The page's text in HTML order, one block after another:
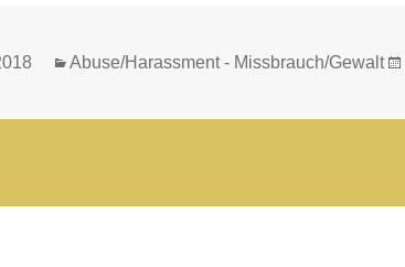
Posted
Abuse/Harassment - Missbrauch/Gewalt